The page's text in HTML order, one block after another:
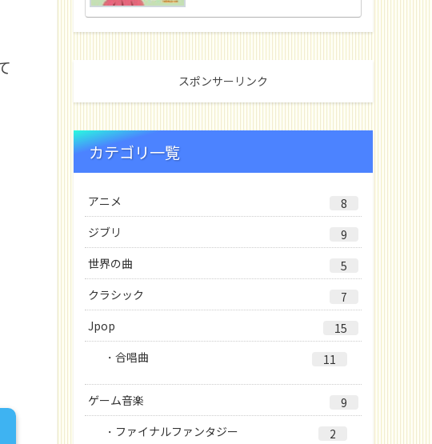
スポンサーリンク
カテゴリ一覧
アニメ
8
ジブリ
9
世界の曲
5
クラシック
7
Jpop
15
合唱曲
11
ゲーム音楽
9
ファイナルファンタジー
2